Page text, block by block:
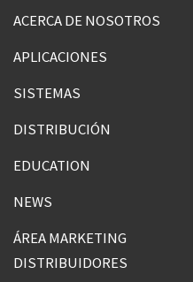
ACERCA DE NOSOTROS
APLICACIONES
SISTEMAS
DISTRIBUCIÓN
EDUCATION
NEWS
ÁREA MARKETING
DISTRIBUIDORES